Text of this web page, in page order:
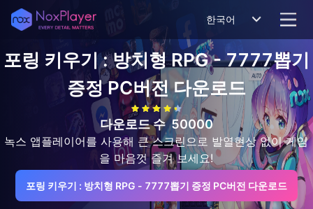
한국어
포링 키우기 : 방치형 RPG - 7777뽑기
증정PC버전 다운로드
다운로드 수 50000
녹스 앱플레이어를 사용해 큰 스크린으로 발열현상 없이 게임
을 마음껏 즐겨 보세요!
포링 키우기 : 방치형 RPG - 7777뽑기 증정 PC버전 다운로드